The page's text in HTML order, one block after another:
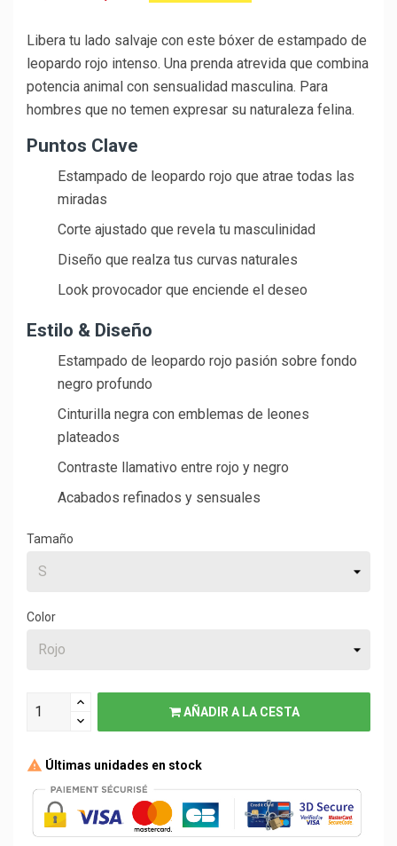
Libera tu lado salvaje con este bóxer de estampado de
leopardo rojo intenso. Una prenda atrevida que combina
potencia animal con sensualidad masculina. Para
hombres que no temen expresar su naturaleza felina.
Puntos Clave
Estampado de leopardo rojo que atrae todas las
miradas
Corte ajustado que revela tu masculinidad
Diseño que realza tus curvas naturales
Look provocador que enciende el deseo
Estilo & Diseño
Estampado de leopardo rojo pasión sobre fondo
negro profundo
Cinturilla negra con emblemas de leones
plateados
Contraste llamativo entre rojo y negro
Acabados refinados y sensuales
Tamaño
Color
AÑADIR A LA CESTA
Últimas unidades en stock